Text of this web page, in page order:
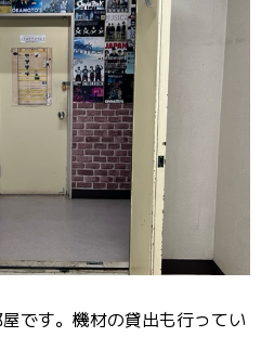
です。機材の貸出も行ってい